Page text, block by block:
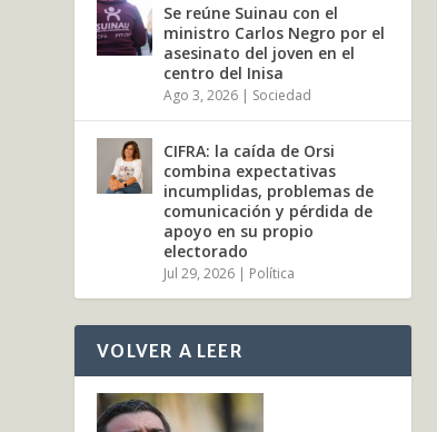
Se reúne Suinau con el
ministro Carlos Negro por el
asesinato del joven en el
centro del Inisa
Ago 3, 2026 | Sociedad
CIFRA: la caída de Orsi
combina expectativas
incumplidas, problemas de
comunicación y pérdida de
apoyo en su propio
electorado
Jul 29, 2026 | Política
VOLVER A LEER